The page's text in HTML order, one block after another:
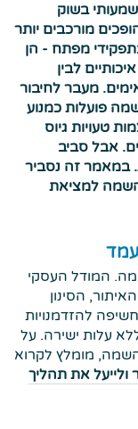
בשוק
מורכבים יותר
מפתח - הן
לבין
מעבר לחיבור
פועלות כמנוע
טעויות גיוס
אבל סביב
במאמר זה נסביר
למציאת
המודל העסקי
הסינון
להזדמנויות
ללא עלות ישירה. על
מומלץ לקרוא
את תהליך